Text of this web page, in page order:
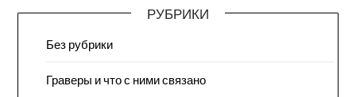
РУБРИКИ
Без рубрики
Граверы и что с ними связано